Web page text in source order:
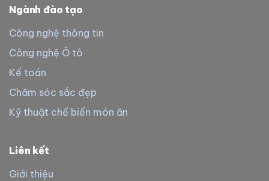
Ngành đào tạo
Công nghệ thông tin
Công nghệ Ô tô
Kế toán
Chăm sóc sắc đẹp
Kỹ thuật chế biến món ăn
Liên kết
Giới thiệu